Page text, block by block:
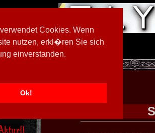
Cookies. Wenn
nutzen, erkl�ren Sie sich
einverstanden.
Ok!
M3]